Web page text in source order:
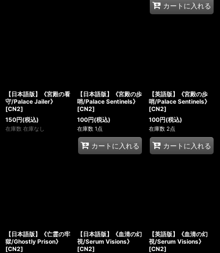
カートに入れる
【日本語版】《宮殿の看
守/Palace Jailer》
[CN2]
150円(税込)
在庫数 在庫なし
【日本語版】《宮殿の歩
哨/Palace Sentinels》
[CN2]
100円(税込)
在庫数 1点
カートに入れる
【英語版】《宮殿の歩
哨/Palace Sentinels》
[CN2]
100円(税込)
在庫数 2点
カートに入れる
【日本語版】《亡霊の牢
獄/Ghostly Prison》
[CN2]
【日本語版】《血清の幻
視/Serum Visions》
[CN2]
【英語版】《血清の幻
視/Serum Visions》
[CN2]